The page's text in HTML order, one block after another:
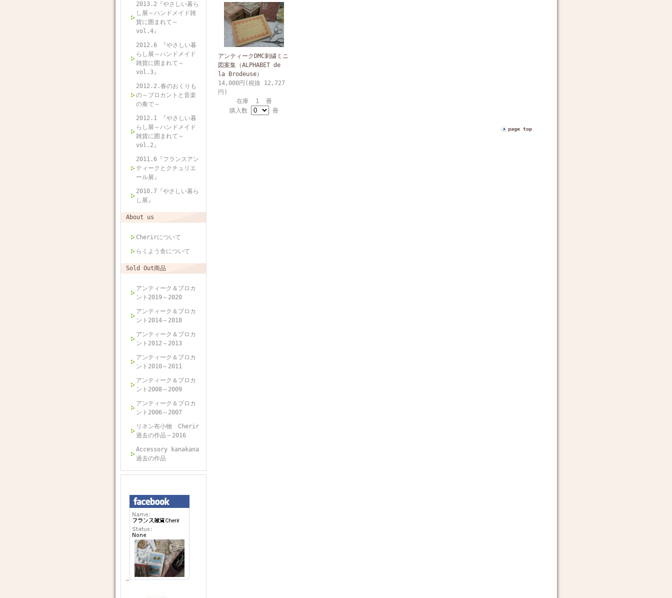
2013.2『やさしい暮ら
し展～ハンドメイド雑
貨に囲まれて～
vol.4』
2012.6 『やさしい暮
らし展～ハンドメイド
雑貨に囲まれて～
vol.3』
2012.2.春のおくりも
の～ブロカントと音楽
の奏で～
2012.1 『やさしい暮
らし展～ハンドメイド
雑貨に囲まれて～
vol.2』
2011.6『フランスアン
ティークとクチュリエ
ール展』
2010.7『やさしい暮ら
し展』
About us
Cherirについて
らくよう舎について
Sold Out商品
アンティーク＆ブロカ
ント2019～2020
アンティーク＆ブロカ
ント2014～2018
アンティーク＆ブロカ
ント2012～2013
アンティーク＆ブロカ
ント2010～2011
アンティーク＆ブロカ
ント2008～2009
アンティーク＆ブロカ
ント2006～2007
リネン布小物 Cherir
過去の作品～2016
Accessory kanakana
過去の作品
アンティークDMC刺繍ミニ
図案集（ALPHABET de
la Brodeuse）
14,000円(税抜 12,727
円)
在庫 1 冊
購入数
冊
page top